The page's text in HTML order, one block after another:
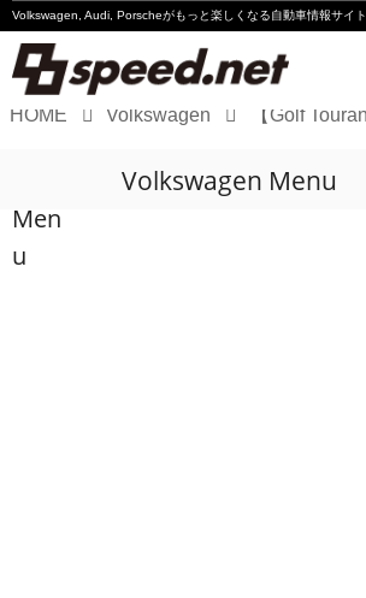
Volkswagen, Audi, Porscheがもっと楽しくなる自動車情報サイト
Audi
HOME Volkswagen
Men
u
Volkswagen Menu